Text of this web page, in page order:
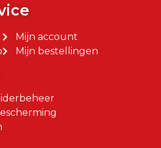
Mijn account
Mijn bestellingen